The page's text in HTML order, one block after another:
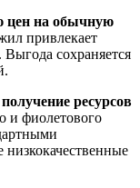
цен на обычную
привлекает
сохраняется
ресурсов
и фиолетового